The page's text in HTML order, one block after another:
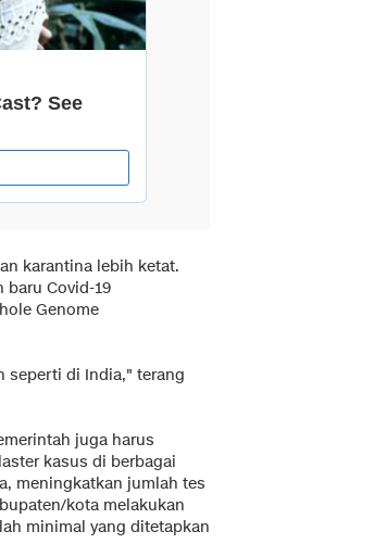
karantina lebih ketat.
baru Covid-19
Genome
seperti di India," terang
juga harus
kasus di berbagai
meningkatkan jumlah tes
kota melakukan
minimal yang ditetapkan